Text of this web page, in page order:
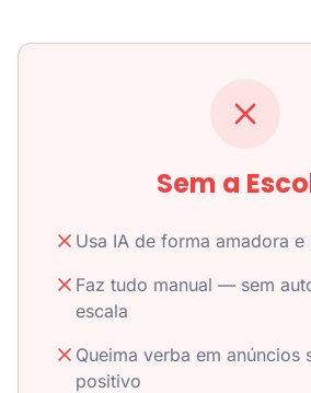
Sem a
Usa IA de forma amadora e
Faz tudo manual — sem
escala
Queima verba em anúncios
positivo